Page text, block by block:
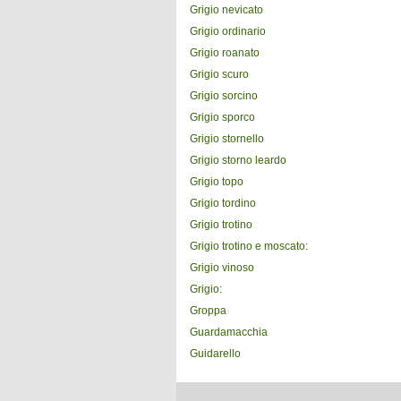
Grigio nevicato
Grigio ordinario
Grigio roanato
Grigio scuro
Grigio sorcino
Grigio sporco
Grigio stornello
Grigio storno leardo
Grigio topo
Grigio tordino
Grigio trotino
Grigio trotino e moscato:
Grigio vinoso
Grigio:
Groppa
Guardamacchia
Guidarello